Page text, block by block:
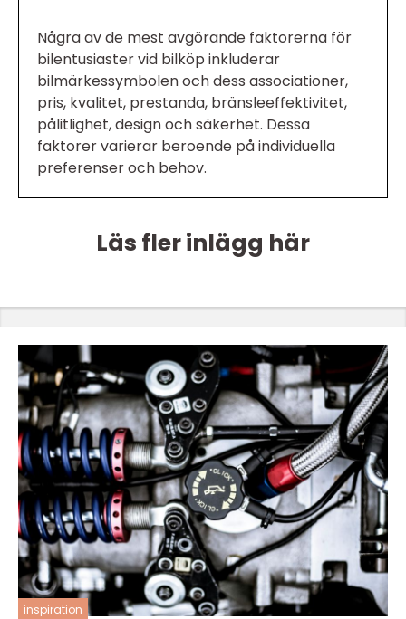
Några av de mest avgörande faktorerna för
bilentusiaster vid bilköp inkluderar
bilmärkessymbolen och dess associationer,
pris, kvalitet, prestanda, bränsleeffektivitet,
pålitlighet, design och säkerhet. Dessa
faktorer varierar beroende på individuella
preferenser och behov.
Läs fler inlägg här
inspiration